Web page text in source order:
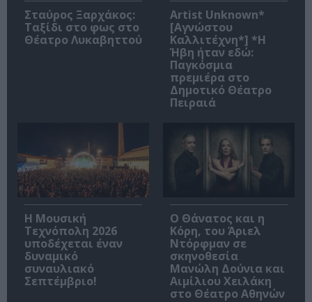
Σταύρος Ξαρχάκος:
Ταξίδι στο φως στο
Θέατρο Λυκαβηττού
Artist Unknown*
[Αγνώστου
Καλλιτέχνη*] *Η
Ήβη ήταν εδώ:
Παγκόσμια
πρεμιέρα στο
Δημοτικό Θέατρο
Πειραιά
Η Μουσική
Τεχνόπολη 2026
υποδέχεται έναν
δυναμικό
συναυλιακό
Σεπτέμβριο!
Ο Θάνατος και η
Κόρη, του Άριελ
Ντόρφμαν σε
σκηνοθεσία
Μανώλη Δούνια και
Αιμίλιου Χειλάκη
στο Θέατρο Αθηνών